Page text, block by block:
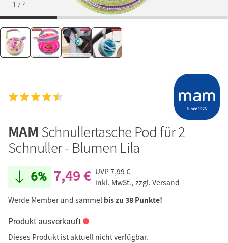
1 / 4
MAM Schnullertasche Pod für 2
Schnuller - Blumen Lila
6% 7,49 € UVP7,99 €
inkl. MwSt., zzgl. Versand
Werde Member und sammel bis zu 38 Punkte!
Produkt ausverkauft
Dieses Produkt ist aktuell nicht verfügbar.